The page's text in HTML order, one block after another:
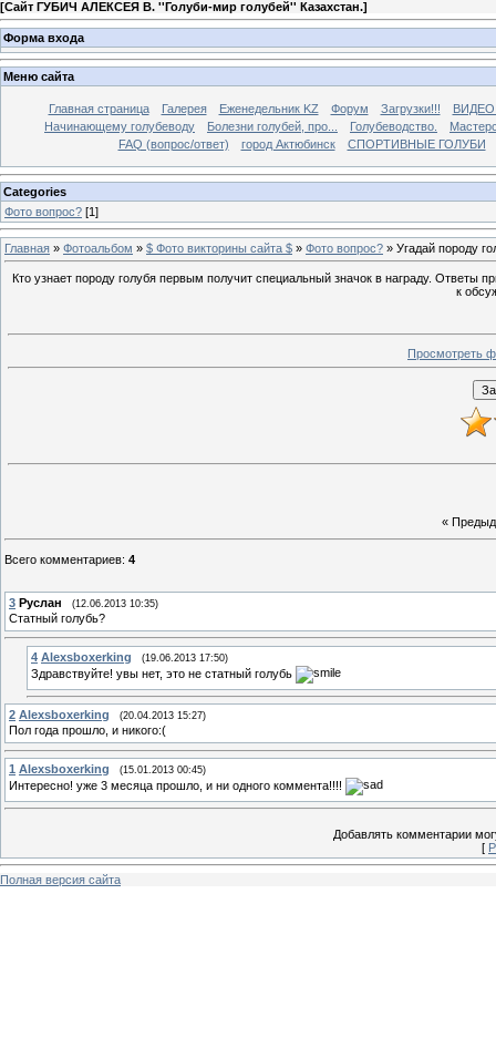
[Сайт ГУБИЧ АЛЕКСЕЯ В. ''Голуби-мир голубей'' Казахстан.]
Форма входа
Меню сайта
Главная страница Галерея Еженедельник KZ Форум Загрузки!!!
Начинающему голубеводу
Болезни голубей, про... Голубеводство.
FAQ (вопрос/ответ)
город Актюбинск СПОРТИВНЫЕ ГОЛУБИ
Categories
Фото вопрос? [1]
Главная » Фотоальбом » $ Фото викторины сайта $ » Фото вопрос? » Угадай породу
Кто узнает породу голубя первым получит специальный значок в награду. Ответы
к
Просмотреть
«
Всего комментариев: 4
3 Руслан (12.06.2013 10:35)
Статный голубь?
4 Alexsboxerking (19.06.2013 17:50)
Здравствуйте! увы нет, это не статный голубь
2 Alexsboxerking (20.04.2013 15:27)
Пол года прошло, и никого:(
1 Alexsboxerking (15.01.2013 00:45)
Интересно! уже 3 месяца прошло, и ни одного коммента!!!!
Добавлять комментарии
[
Полная версия сайта